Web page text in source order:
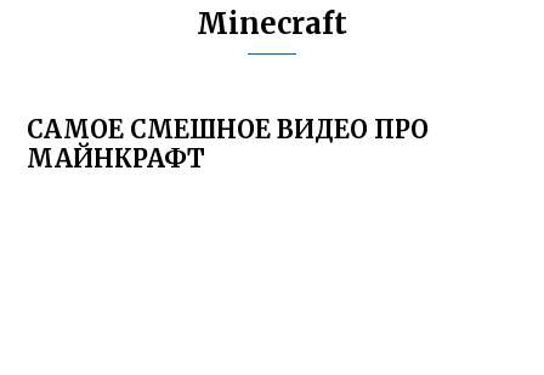
Minecraft
САМОЕ СМЕШНОЕ ВИДЕО ПРО
МАЙНКРАФТ